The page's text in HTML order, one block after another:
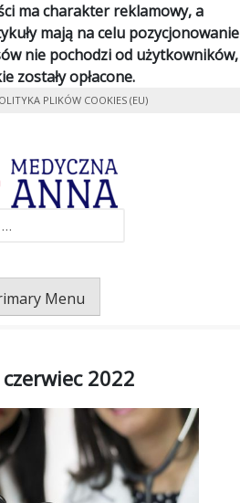
ma charakter reklamowy, a
mają na celu pozycjonowanie
nie pochodzi od użytkowników,
zostały opłacone.
PLIKÓW COOKIES (EU)
Menu
czerwiec 2022